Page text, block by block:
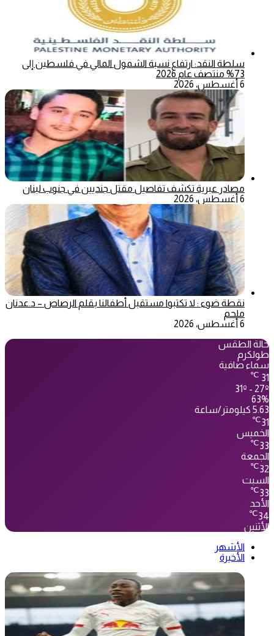
سلطة النقد: ارتفاع نسبة الشمول المالي في فلسطين إلى
73% منتصف عام 2026
6 أغسطس، 2026
مصادر عبرية تكشف تفاصيل مقتل جنديين في جنوب لبنان
6 أغسطس، 2026
نقطة ضوء : لا تكتبوا مستقبل أطفالنا بقلم الرصاص – د.عدنان
ملحم
6 أغسطس، 2026
حالة الطقس
طولكرم
سماء صافية
31
℃
31º - 27º
63%
5.63 كيلومتر/ساعة
31
℃
الخميس
33
℃
الجمعة
32
℃
السبت
33
℃
الأحد
34
℃
الأثنين
الأشهر
الأخيرة